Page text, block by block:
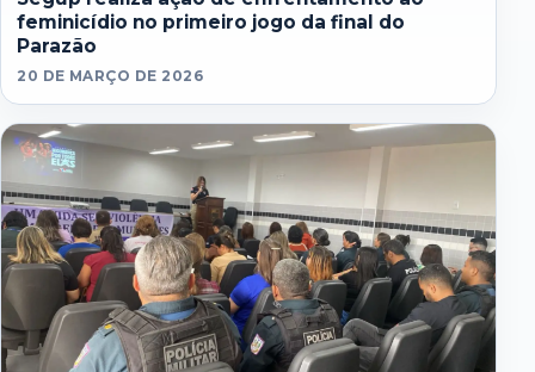
feminicídio no primeiro jogo da final do
Parazão
20 DE MARÇO DE 2026